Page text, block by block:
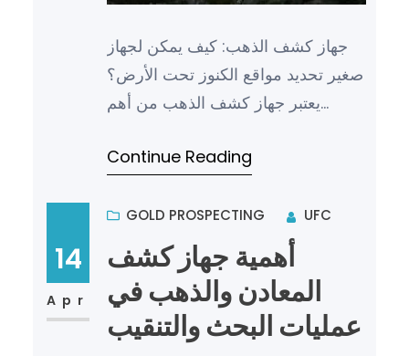
جهاز كشف الذهب: كيف يمكن لجهاز
صغير تحديد مواقع الكنوز تحت الأرض؟
يعتبر جهاز كشف الذهب من أهم
Continue Reading
14
Apr
GOLD PROSPECTING UFC
أهمية جهاز كشف
المعادن والذهب في
عمليات البحث والتنقيب